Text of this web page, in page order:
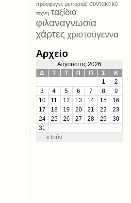
πρόσφυγες ρεπορτάζ συντακτικό
τέχνη ταξίδια
φιλαναγνωσία
χάρτες χριστούγεννα
Αρχείο
Αύγουστος 2026
Δ
Τ Τ Π Π Σ Κ
« Ιούν
1
2
3
4 5 6 7 8
9
10
11 12 13 14 15
16
17
18 19 20 21 22
23
24
25 26 27 28 29
30
31